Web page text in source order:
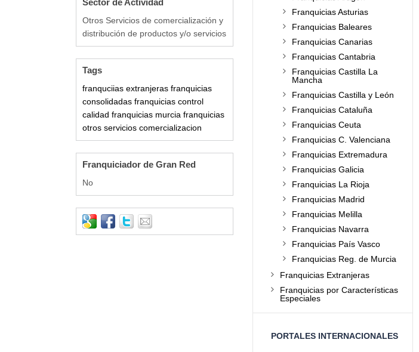
Sector de Actividad
Otros Servicios de comercialización y
distribución de productos y/o servicios
Tags
franquciias extranjeras franquicias
consolidadas franquicias control
calidad franquicias murcia franquicias
otros servicios comercializacion
Franquiciador de Gran Red
No
Franquicias Asturias
Franquicias Baleares
Franquicias Canarias
Franquicias Cantabria
Franquicias Castilla La
Mancha
Franquicias Castilla y León
Franquicias Cataluña
Franquicias Ceuta
Franquicias C. Valenciana
Franquicias Extremadura
Franquicias Galicia
Franquicias La Rioja
Franquicias Madrid
Franquicias Melilla
Franquicias Navarra
Franquicias País Vasco
Franquicias Reg. de Murcia
Franquicias Extranjeras
Franquicias por Características
Especiales
PORTALES INTERNACIONALES